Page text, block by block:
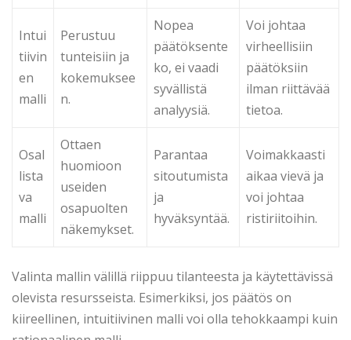
Intui
tiivin
en
malli
Perustuu
tunteisiin ja
kokemuksee
n.
Nopea
päätöksente
ko, ei vaadi
syvällistä
analyysiä.
Voi johtaa
virheellisiin
päätöksiin
ilman riittävää
tietoa.
Osal
lista
va
malli
Ottaen
huomioon
useiden
osapuolten
näkemykset.
Parantaa
sitoutumista
ja
hyväksyntää.
Voimakkaasti
aikaa vievä ja
voi johtaa
ristiriitoihin.
Valinta mallin välillä riippuu tilanteesta ja käytettävissä
olevista resursseista. Esimerkiksi, jos päätös on
kiireellinen, intuitiivinen malli voi olla tehokkaampi kuin